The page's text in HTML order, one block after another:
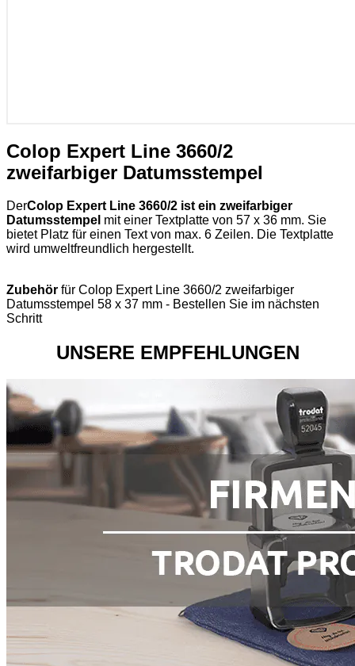
Colop Expert Line 3660/2
zweifarbiger Datumsstempel
DerColop Expert Line 3660/2 ist ein zweifarbiger
Datumsstempel mit einer Textplatte von 57 x 36 mm. Sie
bietet Platz für einen Text von max. 6 Zeilen. Die Textplatte
wird umweltfreundlich hergestellt.
Zubehör für Colop Expert Line 3660/2 zweifarbiger
Datumsstempel 58 x 37 mm - Bestellen Sie im nächsten
Schritt
UNSERE EMPFEHLUNGEN